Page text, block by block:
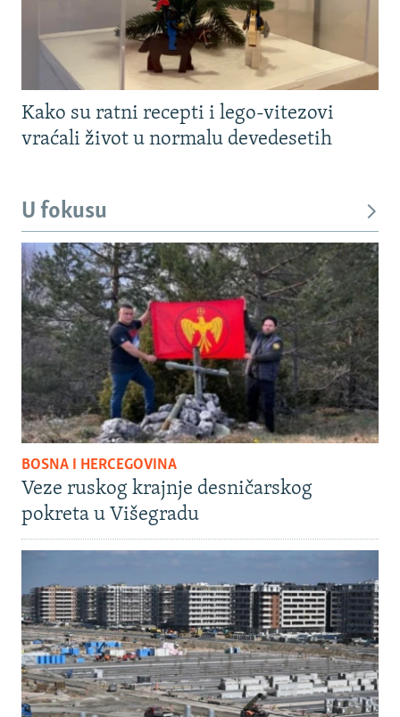
Kako su ratni recepti i lego-vitezovi
vraćali život u normalu devedesetih
U fokusu
BOSNA I HERCEGOVINA
Veze ruskog krajnje desničarskog
pokreta u Višegradu